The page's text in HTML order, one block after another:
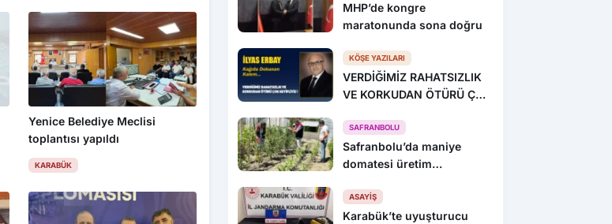
Yenice Belediye Meclisi
toplantısı yapıldı
KARABÜK
MHP’de kongre
maratonunda sona doğru
KÖŞE YAZILARI
VERDİĞİMİZ RAHATSIZLIK
VE KORKUDAN ÖTÜRÜ ÇOK
SAFRANBOLU
Safranbolu’da maniye
domatesi üretim
ASAYIŞ
Karabük’te uyuşturucu